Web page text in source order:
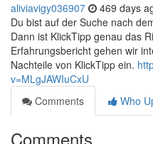
aliviavigy036907 469 days
Du bist auf der Suche nach
Dann ist KlickTipp genau das
Erfahrungsbericht gehen wir
Nachteile von KlickTipp ein.
v=MLgJAWIuCxU
Comments
Who
Comments